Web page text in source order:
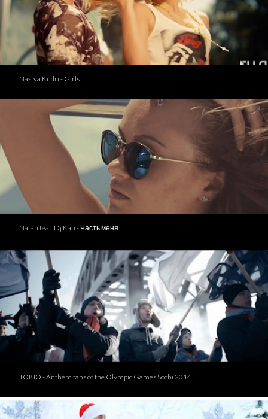
Nastya Kudri - Girls
Natan feat. Dj Kan - Часть меня
TOKIO - Anthem fans of the Olympic Games Sochi 2014